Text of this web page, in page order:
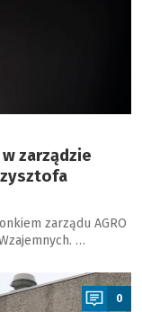
zarządzie
zarządu AGRO
…
0